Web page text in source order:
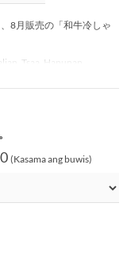
8月販売の「和牛冷しゃ
Tsaa, Hapunan
(Kasama ang buwis)